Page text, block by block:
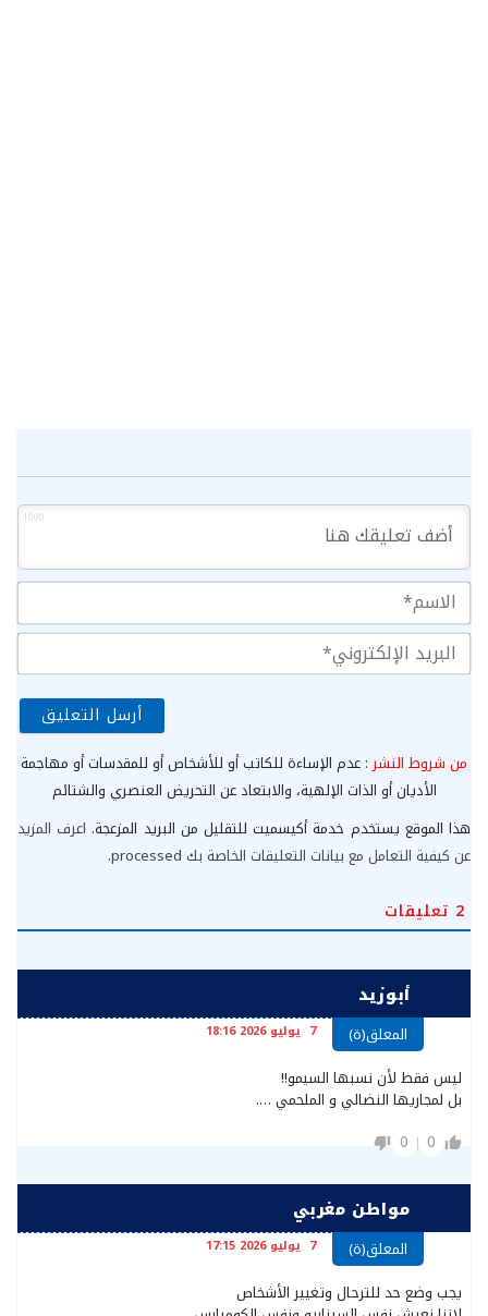
1000
من شروط النشر: عدم الإساءة للكاتب أو للأشخاص أو للمقدسات أو مهاجمة
الأديان أو الذات الإلهية، والابتعاد عن التحريض العنصري والشتائم
هذا الموقع يستخدم خدمة أكيسميت للتقليل من البريد المزعجة. اعرف المزيد
عن كيفية التعامل مع بيانات التعليقات الخاصة بك processed
.
2 تعليقات
أبوزيد
المعلق(ة) 7 يوليو 2026 18:16
ليس فقط لأن نسبها السيمو!!
بل لمجاريها النضالي و الملحمي ….
0
0
مواطن مغربي
المعلق(ة) 7 يوليو 2026 17:15
يجب وضع حد للترحال وتغيير الأشخاص